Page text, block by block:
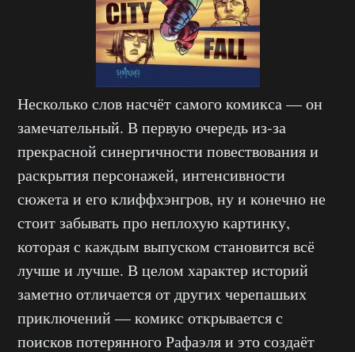
Несколько слов насчёт самого комикса — он
замечательный. В первую очередь из-за
прекрасной синергичности повествования и
раскрытия персонажей, интенсивности
сюжета и его клиффхэнгров, ну и конечно не
стоит забывать про неплохую картинку,
которая с каждым выпуском становится всё
лучше и лучше. В целом характер историй
заметно отличается от других черепашьих
приключений — комикс открывается с
поисков потерянного Рафаэля и это создаёт